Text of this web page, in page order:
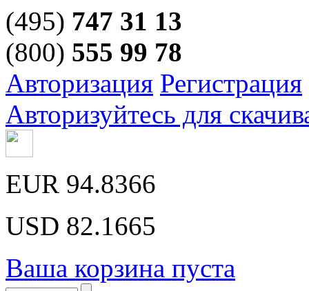
(495) 747 31 13
(800) 555 99 78
Авторизация Регистрация
Авторизуйтесь для
EUR 94.8366
USD 82.1665
Ваша корзина пуста